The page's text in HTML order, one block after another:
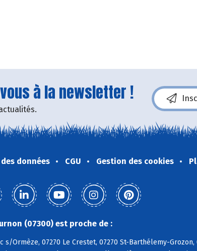
à la newsletter !
données CGU Gestion des cookies
(07300) est proche de :
s/Ormèze, 07270 Le Crestet, 07270 St-Barthélemy-Grozon,